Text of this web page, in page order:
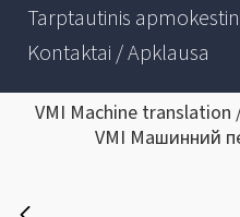
Tarptautinis
Kontaktai / Apklausa
VMI Machine
VMI Машинний